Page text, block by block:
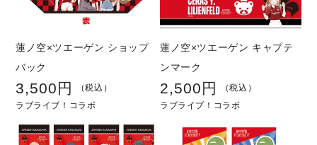
蓮ノ空×ツエーゲン ショップ
バック
通
常
価
3,500円
（税込）
ラブライブ！コラボ
蓮ノ空×ツエーゲン キャプテ
ンマーク
通
常
2,500円
（税込）
ラブライブ！コラボ